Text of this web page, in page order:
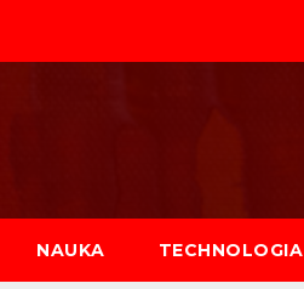
NAUKA TECHNOLOGIA